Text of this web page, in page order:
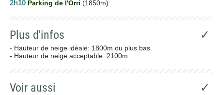
2h10 Parking de l'Orri (1850m)
Plus d'infos ✓
- Hauteur de neige idéale: 1800m ou plus bas.
- Hauteur de neige acceptable: 2100m.
Voir aussi ✓